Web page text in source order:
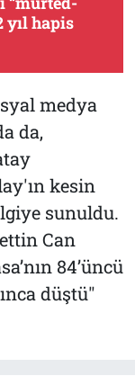
yıl hapis
medya
da,
kesin
sunuldu.
Can
84’üncü
düştü"